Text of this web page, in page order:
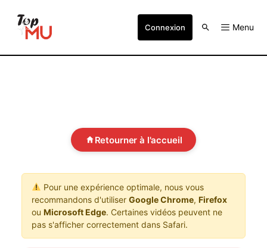
Connexion Menu
Retourner à l'accueil
Pour une expérience optimale, nous vous
recommandons d'utiliser Google Chrome, Firefox
ou Microsoft Edge. Certaines vidéos peuvent ne
pas s'afficher correctement dans Safari.